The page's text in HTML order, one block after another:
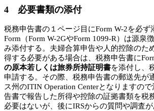
4 必要書類の添付
税務申告書の１ページ目にForm W-2を必ず
Form（Form W-2GやForm 1099-R）は源泉
み添付する。夫婦合算申告や人的控除のた
得する必要がある場合は、税務申告書に
の原本若しくは旅券所持証明書を添付し、
申請する。その際、税務申告書の郵送先が
ス州のITIN Operation Centerとなりますの
告書で報告した所得や控除の証拠書類を税
必要はないが、後にIRSからの質問や調査